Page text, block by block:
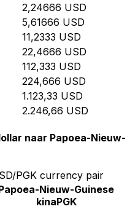
2,24666 USD
5,61666 USD
11,2333 USD
22,4666 USD
112,333 USD
224,666 USD
1.123,33 USD
2.246,66 USD
naar Papoea-Nieuw-
PGK currency pair
Nieuw-Guinese
kinaPGK